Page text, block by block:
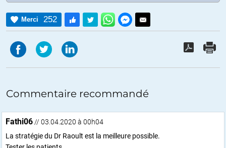
Merci 252
Commentaire recommandé
Fathi06 // 03.04.2020 à 00h04
La stratégie du Dr Raoult est la meilleure possible.